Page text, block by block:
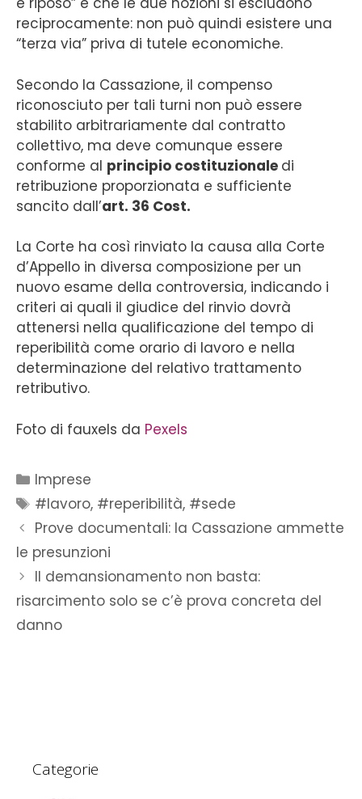
reciprocamente: non può quindi esistere una
“terza via” priva di tutele economiche.
Secondo la Cassazione, il compenso
riconosciuto per tali turni non può essere
stabilito arbitrariamente dal contratto
collettivo, ma deve comunque essere
conforme al principio costituzionale di
retribuzione proporzionata e sufficiente
sancito dall’art. 36 Cost.
La Corte ha così rinviato la causa alla Corte
d’Appello in diversa composizione per un
nuovo esame della controversia, indicando i
criteri ai quali il giudice del rinvio dovrà
attenersi nella qualificazione del tempo di
reperibilità come orario di lavoro e nella
determinazione del relativo trattamento
retributivo.
Foto di fauxels da Pexels
Imprese
#lavoro, #reperibilità, #sede
Prove documentali: la Cassazione ammette
le presunzioni
Il demansionamento non basta:
risarcimento solo se c’è prova concreta del
danno
Categorie